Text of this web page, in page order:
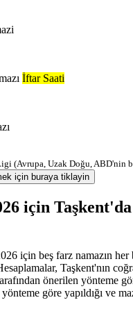
İftar Saati
(Avrupa, Uzak Doğu, ABD'nin
için buraya tiklayin
için
için beş farz namazın her
Taşkent'nın
önerilen yönteme
göre yapıldığı ve